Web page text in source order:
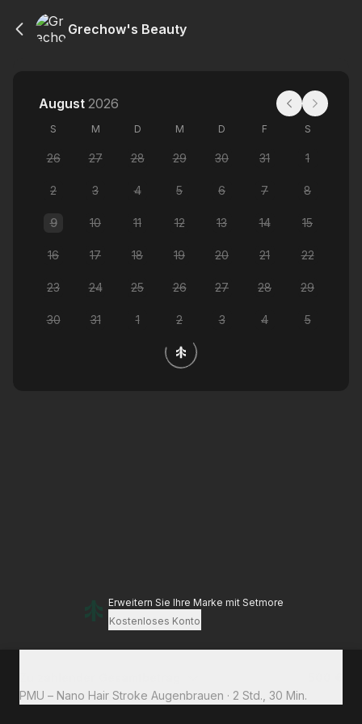
Grechow's Beauty
August 2026
S M D M D F S
26 27 28 29 30 31 1
2 3 4 5 6 7 8
9 10 11 12 13 14 15
16 17 18 19 20 21 22
23 24 25 26 27 28 29
30 31 1 2 3 4 5
Erweitern Sie Ihre Marke mit Setmore
Kostenloses Konto
PMU – Nano Hair Stroke Augenbrauen · 2 Std., 30 Min.